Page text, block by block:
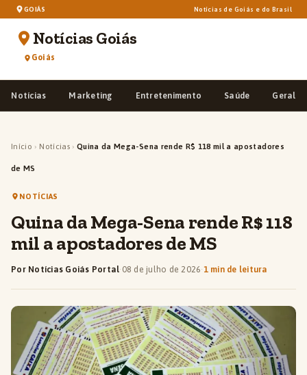
GOIÁS Notícias de Goiás e do Brasil
Notícias Goiás
Goiás
Notícias Marketing Entretenimento Saúde Geral
Início › Notícias › Quina da Mega-Sena rende R$ 118 mil a apostadores
de MS
NOTÍCIAS
Quina da Mega-Sena rende R$ 118
mil a apostadores de MS
Por Notícias Goiás Portal· 08 de julho de 2026·1 min de leitura